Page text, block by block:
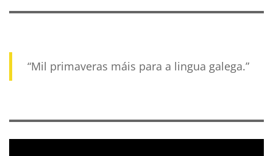
“Mil primaveras máis para a lingua galega.”